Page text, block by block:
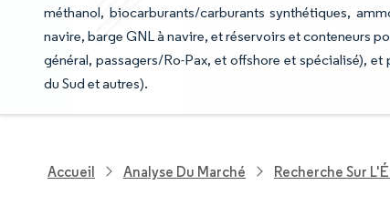
méthanol, biocarburants/carburants synthétiques,
navire, barge GNL à navire, et réservoirs et conteneurs
général, passagers/Ro-Pax, et offshore et spécialisé),
du Sud et autres).
Accueil Analyse Du Marché Recherche Sur